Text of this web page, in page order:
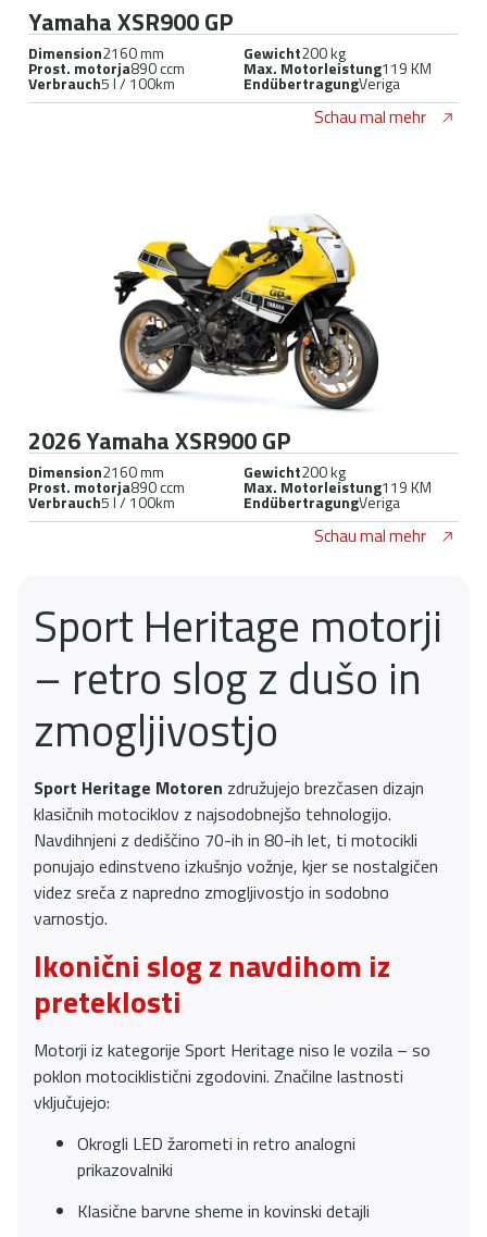
Yamaha XSR900 GP
Dimension2160 mm Gewicht200 kg
Prost. motorja890 ccm Max. Motorleistung119 KM
Verbrauch5 l / 100km EndübertragungVeriga
Schau mal mehr
2026 Yamaha XSR900 GP
Dimension2160 mm Gewicht200 kg
Prost. motorja890 ccm Max. Motorleistung119 KM
Verbrauch5 l / 100km EndübertragungVeriga
Schau mal mehr
Sport Heritage motorji
– retro slog z dušo in
zmogljivostjo
Sport Heritage Motoren združujejo brezčasen dizajn
klasičnih motociklov z najsodobnejšo tehnologijo.
Navdihnjeni z dediščino 70-ih in 80-ih let, ti motocikli
ponujajo edinstveno izkušnjo vožnje, kjer se nostalgičen
videz sreča z napredno zmogljivostjo in sodobno
varnostjo.
Ikonični slog z navdihom iz
preteklosti
Motorji iz kategorije Sport Heritage niso le vozila – so
poklon motociklistični zgodovini. Značilne lastnosti
vključujejo:
Okrogli LED žarometi in retro analogni
prikazovalniki
Klasične barvne sheme in kovinski detajli